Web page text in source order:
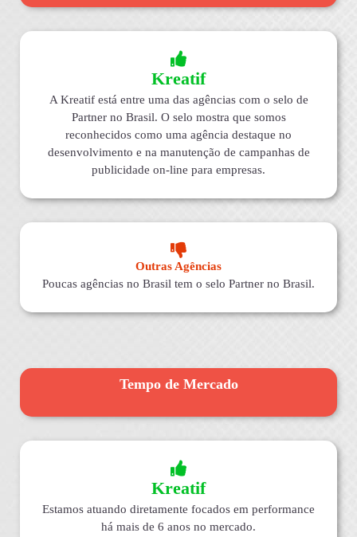
Kreatif
A Kreatif está entre uma das agências com o selo de
Partner no Brasil. O selo mostra que somos
reconhecidos como uma agência destaque no
desenvolvimento e na manutenção de campanhas de
publicidade on-line para empresas.
Outras Agências
Poucas agências no Brasil tem o selo Partner no Brasil.
Tempo de Mercado
Kreatif
Estamos atuando diretamente focados em performance
há mais de 6 anos no mercado.